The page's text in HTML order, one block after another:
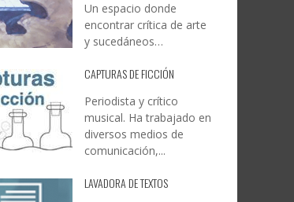
Un espacio donde
encontrar crítica de arte
y sucedáneos…
CAPTURAS DE FICCIÓN
Periodista y crítico
musical. Ha trabajado en
diversos medios de
comunicación,...
LAVADORA DE TEXTOS